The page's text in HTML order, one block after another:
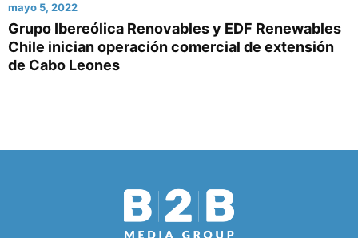
mayo 5, 2022
Grupo Ibereólica Renovables y EDF Renewables
Chile inician operación comercial de extensión
de Cabo Leones